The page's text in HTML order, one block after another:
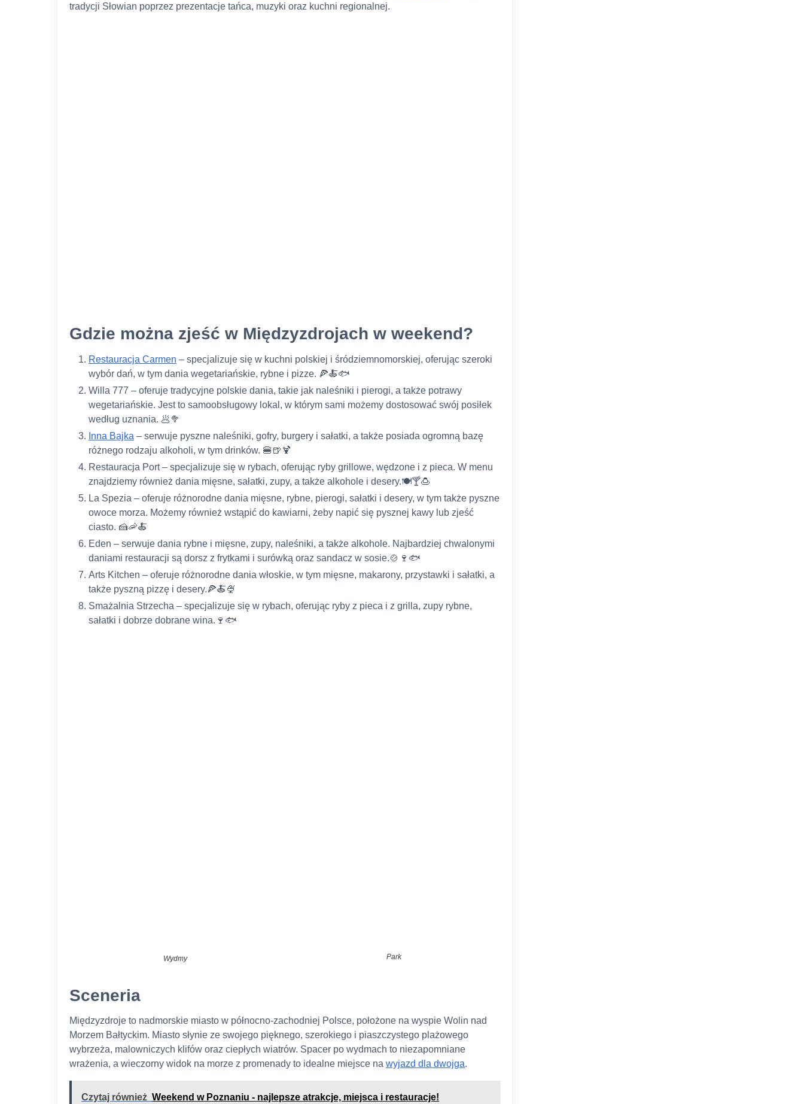
tradycji Słowian poprzez prezentacje tańca, muzyki oraz kuchni regionalnej.
Gdzie można zjeść w Międzyzdrojach w weekend?
Restauracja Carmen – specjalizuje się w kuchni polskiej i śródziemnomorskiej, oferując szeroki
wybór dań, w tym dania wegetariańskie, rybne i pizze. 🍕🍝🐟
Willa 777 – oferuje tradycyjne polskie dania, takie jak naleśniki i pierogi, a także potrawy
wegetariańskie. Jest to samoobsługowy lokal, w którym sami możemy dostosować swój posiłek
według uznania. 🥟🥦
Inna Bajka – serwuje pyszne naleśniki, gofry, burgery i sałatki, a także posiada ogromną bazę
różnego rodzaju alkoholi, w tym drinków. 🍔🍺🍹
Restauracja Port – specjalizuje się w rybach, oferując ryby grillowe, wędzone i z pieca. W menu
znajdziemy również dania mięsne, sałatki, zupy, a także alkohole i desery.🍽️🍸🍮
La Spezia – oferuje różnorodne dania mięsne, rybne, pierogi, sałatki i desery, w tym także pyszne
owoce morza. Możemy również wstąpić do kawiarni, żeby napić się pysznej kawy lub zjeść
ciasto. 🍰🦐🍝
Eden – serwuje dania rybne i mięsne, zupy, naleśniki, a także alkohole. Najbardziej chwalonymi
daniami restauracji są dorsz z frytkami i surówką oraz sandacz w sosie.🍲🍷🐟
Arts Kitchen – oferuje różnorodne dania włoskie, w tym mięsne, makarony, przystawki i sałatki, a
także pyszną pizzę i desery.🍕🍝🍨
Smażalnia Strzecha – specjalizuje się w rybach, oferując ryby z pieca i z grilla, zupy rybne,
sałatki i dobrze dobrane wina.🍷🐟
Wydmy Park
Sceneria
Międzyzdroje to nadmorskie miasto w północno-zachodniej Polsce, położone na wyspie Wolin nad
Morzem Bałtyckim. Miasto słynie ze swojego pięknego, szerokiego i piaszczystego plażowego
wybrzeża, malowniczych klifów oraz ciepłych wiatrów. Spacer po wydmach to niezapomniane
wrażenia, a wieczorny widok na morze z promenady to idealne miejsce na wyjazd dla dwojga.
Czytaj również Weekend w Poznaniu - najlepsze atrakcje, miejsca i restauracje!